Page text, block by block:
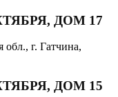
ДОМ 17
г. Гатчина,
ДОМ 15